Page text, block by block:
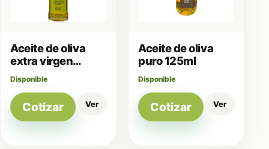
Aceite de oliva
extra virgen
250ml
Disponible
Cotizar Ver
Aceite de oliva
puro 125ml
Disponible
Cotizar Ver